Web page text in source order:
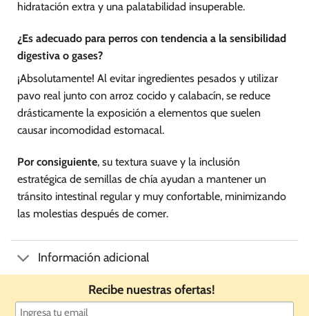
hidratación extra y una palatabilidad insuperable.
¿Es adecuado para perros con tendencia a la sensibilidad
digestiva o gases?
¡Absolutamente! Al evitar ingredientes pesados y utilizar
pavo real junto con arroz cocido y calabacín, se reduce
drásticamente la exposición a elementos que suelen
causar incomodidad estomacal.
Por consiguiente, su textura suave y la inclusión
estratégica de semillas de chía ayudan a mantener un
tránsito intestinal regular y muy confortable, minimizando
las molestias después de comer.
Información adicional
Recibe nuestras ofertas!